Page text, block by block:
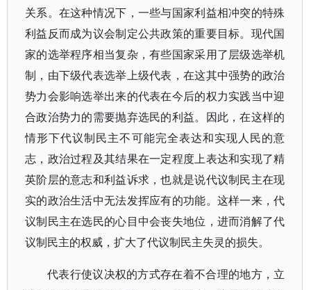
关系。在这种情况下，一些与国家利益相冲突的特殊
利益反而成为议会制定公共政策的重要目标。现代国
家的选举程序相当复杂，有些国家采用了层级选举机
制，由下级代表选举上级代表，在这其中强势的政治
势力会影响选举出来的代表在今后的权力实践当中迎
合政治势力的需要抛弃选民的利益。因此，在这样的
情形下代议制民主不可能完全表达和实现人民的意
志，政治过程及其结果在一定程度上表达和实现了精
英阶层的意志和利益诉求，也就是说代议制民主在现
实的政治生活中无法发挥应有的功能。这样一来，代
议制民主在选民的心目中会丧失地位，进而消解了代
议制民主的权威，扩大了代议制民主失灵的损失。
代表行使议决权的方式存在着不合理的地方，立